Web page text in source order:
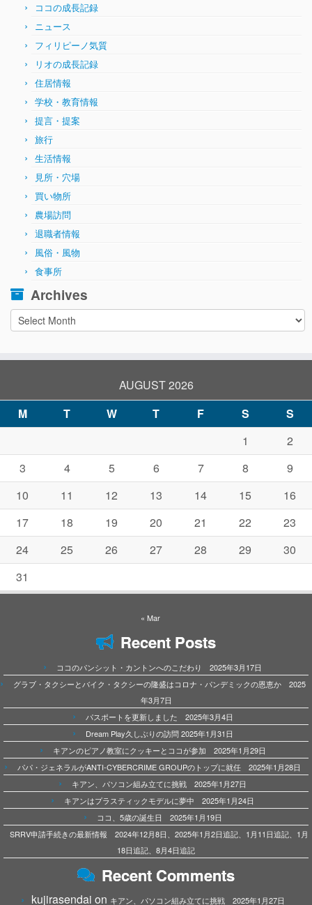
ココの成長記録
ニュース
フィリピーノ気質
リオの成長記録
住居情報
学校・教育情報
提言・提案
旅行
生活情報
見所・穴場
買い物所
農場訪問
退職者情報
風俗・風物
食事所
Archives
Archives
AUGUST 2026
M
T W T F S
S
1
2
3
4 5 6 7 8
9
10
11 12 13 14 15
16
17
18 19 20 21 22
23
24
25 26 27 28 29
30
31
« Mar
Recent Posts
ココのパンシット・カントンへのこだわり 2025年3月17日
グラブ・タクシーとバイク・タクシーの隆盛はコロナ・パンデミックの恩恵か 2025
年3月7日
パスポートを更新しました 2025年3月4日
Dream Play久しぶりの訪問 2025年1月31日
キアンのピアノ教室にクッキーとココが参加 2025年1月29日
パパ・ジェネラルがANTI-CYBERCRIME GROUPのトップに就任 2025年1月28日
キアン、パソコン組み立てに挑戦 2025年1月27日
キアンはプラスティックモデルに夢中 2025年1月24日
ココ、5歳の誕生日 2025年1月19日
SRRV申請手続きの最新情報 2024年12月8日、2025年1月2日追記、1月11日追記、1月
18日追記、8月4日追記
Recent Comments
kujirasendai on キアン、パソコン組み立てに挑戦 2025年1月27日